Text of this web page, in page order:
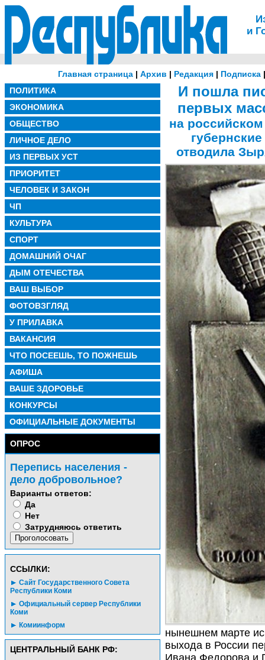
и
Главная страница | Архив | Редакция | Подписка
ПОЛИТИКА
ЭКОНОМИКА
ОБЩЕСТВО
ЛИЧНОЕ ДЕЛО
ИЗ ПЕРВЫХ УСТ
ПРИОРИТЕТ
ЧЕЛОВЕК И ЗАКОН
ЧП
КУЛЬТУРА
СПОРТ
ДОМАШНИЙ ОЧАГ
ДЫМ ОТЕЧЕСТВА
ВАШ ВЫБОР
ФОТОВЗГЛЯД
У ПРИЛАВКА
ВАКАНСИЯ
ЧТО ПОСЕЕШЬ, ТО ПОЖНЕШЬ
АФИША
ВАШЕ ЗДОРОВЬЕ
КОНКУРСЫ
ОФИЦИАЛЬНЫЕ ДОКУМЕНТЫ
ОПРОС
Перепись населения -
дело добровольное?
Варианты ответов:
Да
Нет
Затрудняюсь ответить
CСЫЛКИ:
Сайт Государственного Совета
Республики Коми
Официальный сервер Республики
Коми
Комиинформ
ЦЕНТРАЛЬНЫЙ БАНК РФ:
И пошла
первых
на
отводила
нынешнем марте
выхода в России
Ивана Федорова и